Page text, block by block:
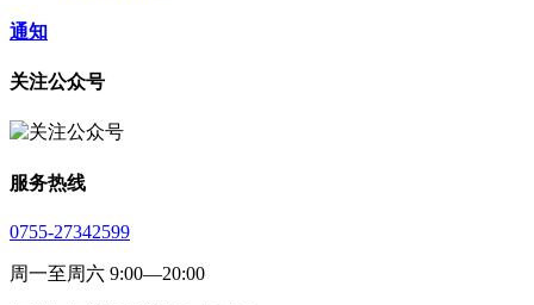
通知
关注公众号
服务热线
0755-27342599
周一至周六 9:00—20:00